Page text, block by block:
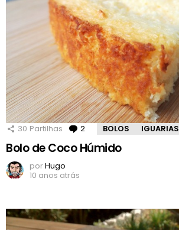
30 Partilhas 2 Comentários
BOLOS IGUARIAS
Bolo de Coco Húmido
porHugo
10 anos atrás